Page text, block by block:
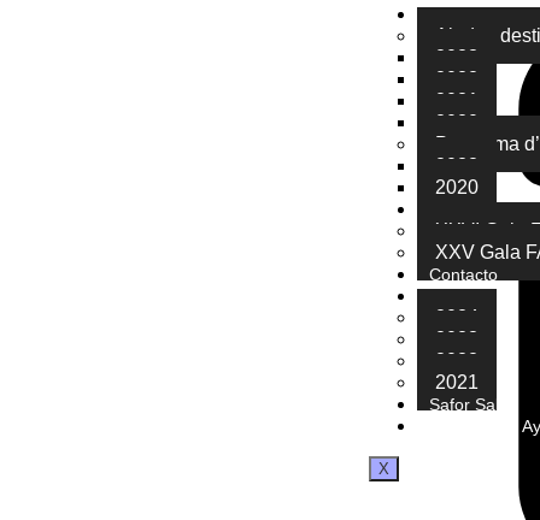
Ajudes
2023
2022
2021
2020
Programa
2022
2020
XXVI Gala
XXV Gala
Contacto
2024
2023
2022
2021
Safor Salut
Subvención
X